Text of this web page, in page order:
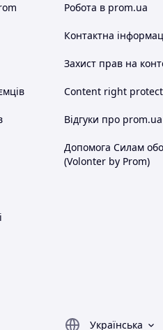
Робота в prom.ua
Контактна
Захист прав на
Content right
Відгуки про prom.ua
Допомога Силам
(Volonter by Prom)
Українська